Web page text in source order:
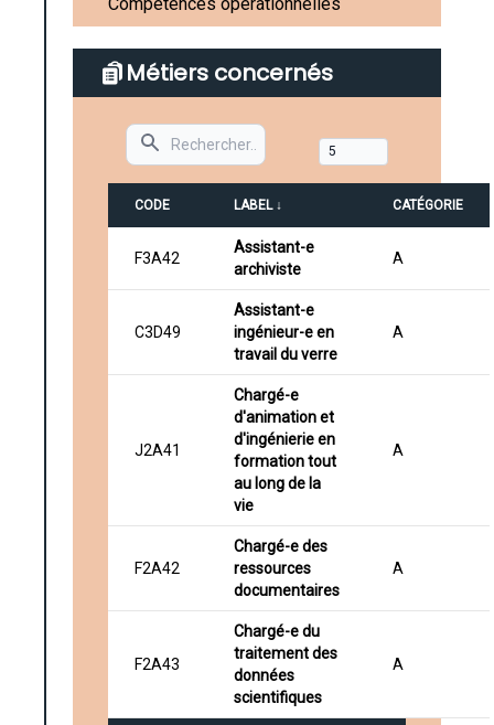
Métiers concernés
Search
CODE LABEL ↓ CATÉGORIE
F3A42
Assistant-e
archiviste
A
C3D49
Assistant-e
ingénieur-e en
travail du verre
A
J2A41
Chargé-e
d'animation et
d'ingénierie en
formation tout
au long de la
vie
A
F2A42
Chargé-e des
ressources
documentaires
A
F2A43
Chargé-e du
traitement des
données
scientifiques
A